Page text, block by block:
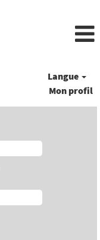
Langue
Mon profil